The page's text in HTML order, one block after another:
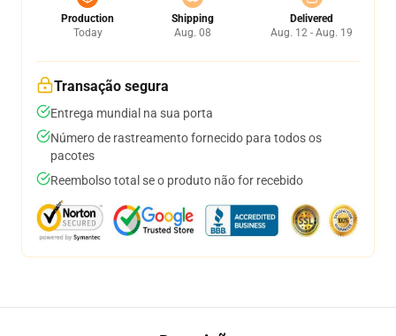
Production
Today
Shipping
Aug. 08
Delivered
Aug. 12 - Aug. 19
Transação segura
Entrega mundial na sua porta
Número de rastreamento fornecido para todos os
pacotes
Reembolso total se o produto não for recebido